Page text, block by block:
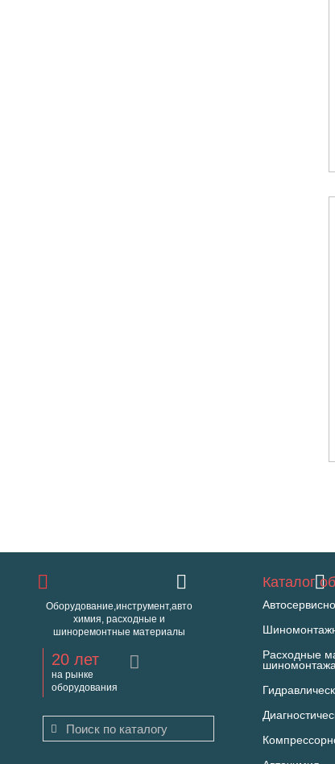
Оборудование,инструмент,авто
химия, расходные и
шиноремонтные материалы
20 лет
на рынке
оборудования
Каталог
Расходные
шиномонтажа